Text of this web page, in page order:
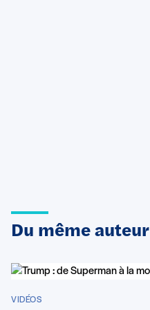
Du même auteur
VIDÉOS